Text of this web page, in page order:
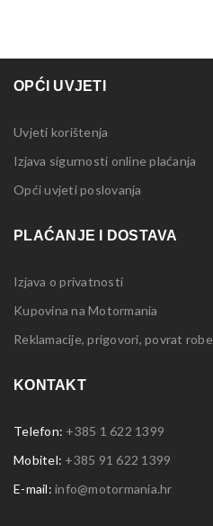
OPĆI UVJETI
Uvjeti korištenja
Izjava sigurnosti online plaćanja
Opći uvjeti poslovanja
PLAĆANJE I DOSTAVA
Izjava o privatnosti
Kupovina na Motormania
Reklamacije, prigovori, povrat robe
KONTAKT
Telefon: +385 1 622 1399
Mobitel: +385 91 622 1399
E-mail: info@motormania.hr